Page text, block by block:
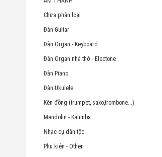
Chưa phân loại
Đàn Guitar
Đàn Organ - Keyboard
Đàn Organ nhà thờ - Electone
Đàn Piano
Đàn Ukulele
Kèn đồng (trumpet, saxo,trombone...)
Mandolin - Kalimba
Nhạc cụ dân tộc
Phụ kiện - Other